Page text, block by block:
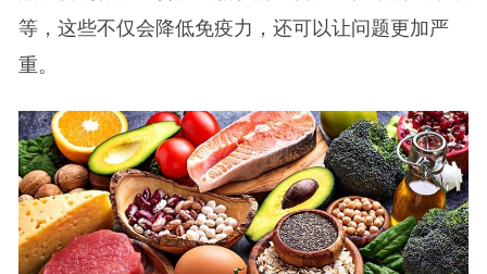
等，这些不仅会降低免疫力，还可以让问题更加严
重。